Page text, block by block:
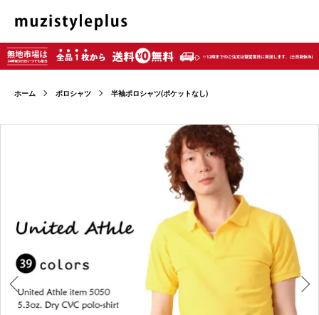
ホーム ポロシャツ 半袖ポロシャツ(ポケットなし)